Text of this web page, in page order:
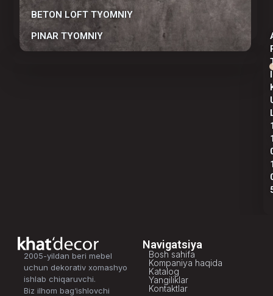
BETON LOFT TYOMNIY
PINAR TYOMNIY
2005-yildan beri mebel
uchun dekorativ xomashyo
ishlab chiqaruvchi.
Biz ilhom bag‘ishlovchi
Navigatsiya
Bosh sahifa
Kompaniya haqida
Katalog
Yangiliklar
Kontaktlar